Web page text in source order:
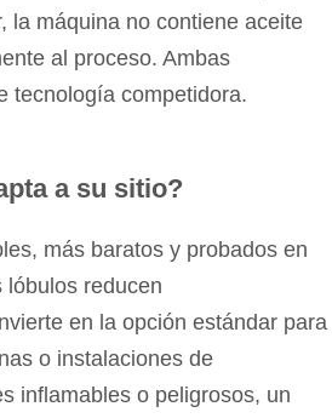
la máquina no contiene aceite
al proceso. Ambas
tecnología competidora.
a su sitio?
más baratos y probados en
lóbulos reducen
en la opción estándar para
o instalaciones de
inflamables o peligrosos, un